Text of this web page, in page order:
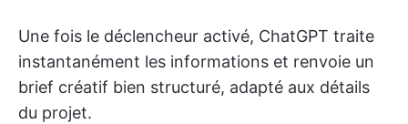
Une fois le déclencheur activé, ChatGPT traite
instantanément les informations et renvoie un
brief créatif bien structuré, adapté aux détails
du projet.